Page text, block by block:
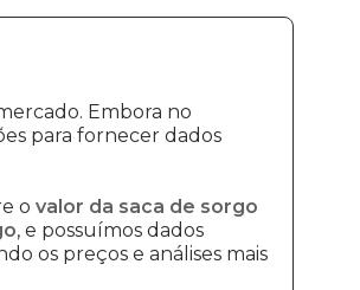
Embora no
para fornecer dados
o valor da saca de sorgo
, e possuímos dados
os preços e análises mais